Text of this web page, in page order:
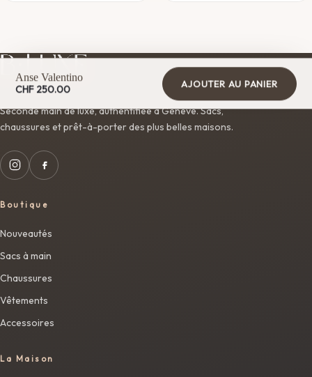
Anse Valentino
CHF 250.00 AJOUTER AU PANIER
Seconde main de luxe, authentifiée à Genève. Sacs,
chaussures et prêt-à-porter des plus belles maisons.
Boutique
Nouveautés
Sacs à main
Chaussures
Vêtements
Accessoires
La Maison